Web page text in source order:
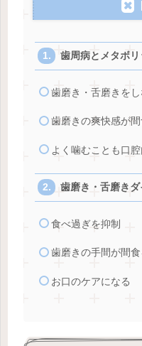
歯周病とメタボ
歯磨き・舌磨きを
歯磨きの爽快感が
よく噛むことも口
歯磨き・舌磨き
食べ過ぎを抑制
歯磨きの手間が間
お口のケアになる